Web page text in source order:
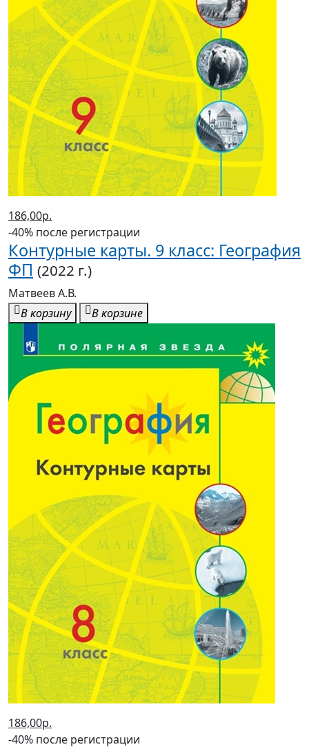
186,00р.
-40% после регистрации
Контурные карты. 9 класс: География
ФП (2022 г.)
Матвеев А.В.
В корзину
186,00р.
-40% после регистрации
Контурные карты. 8 класс: География